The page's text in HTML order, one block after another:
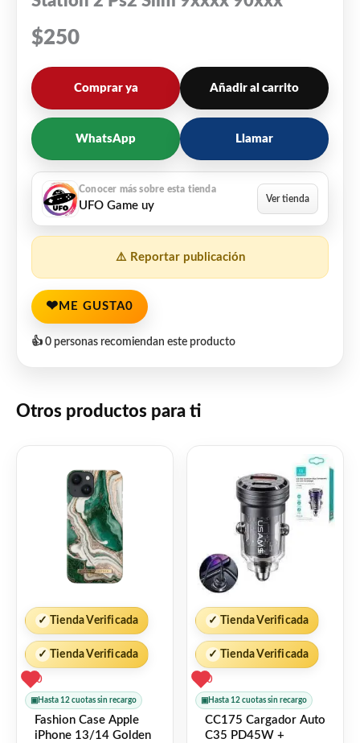
$250
Comprar ya Añadir al carrito
WhatsApp Llamar
UFO Game uy
⚠️ Reportar publicación
❤ ME GUSTA0
👍 0 personas recomiendan este producto
Otros productos para ti
✓ Tienda Verificada
✓ Tienda Verificada
0
▣ Hasta 12 cuotas sin recargo
Fashion Case Apple
iPhone 13/14 Golden
✓ Tienda Verificada
✓ Tienda Verificada
0
▣ Hasta 12 cuotas sin recargo
CC175 Cargador Auto
C35 PD45W +